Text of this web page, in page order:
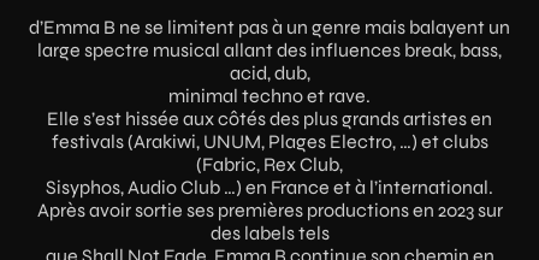
d’Emma B ne se limitent pas à un genre mais balayent un
large spectre musical allant des influences break, bass,
acid, dub,
minimal techno et rave.
Elle s’est hissée aux côtés des plus grands artistes en
festivals (Arakiwi, UNUM, Plages Electro, …) et clubs
(Fabric, Rex Club,
Sisyphos, Audio Club …) en France et à l’international.
Après avoir sortie ses premières productions en 2023 sur
des labels tels